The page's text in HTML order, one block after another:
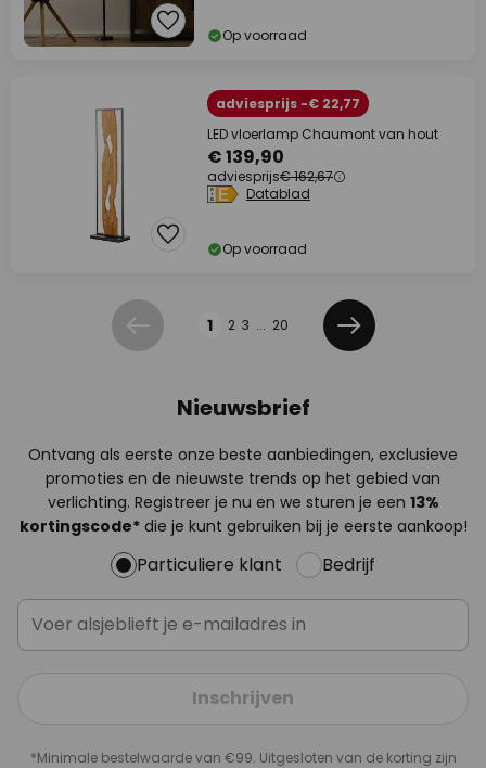
Op voorraad
adviesprijs -€ 22,77
LED vloerlamp Chaumont van hout
€ 139,90
adviesprijs€ 162,67
Datablad
Op voorraad
Vorige 1 2 3 ... 20
Volgende
Nieuwsbrief
Ontvang als eerste onze beste aanbiedingen, exclusieve
promoties en de nieuwste trends op het gebied van
verlichting. Registreer je nu en we sturen je een 13%
kortingscode*die je kunt gebruiken bij je eerste aankoop!
Particuliere klant Bedrijf
Inschrijven
*Minimale bestelwaarde van €99. Uitgesloten van de korting zijn